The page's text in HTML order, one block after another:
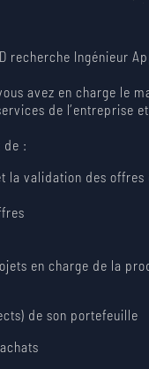
recherche Ingénieur
avez en charge le
de l’entreprise
de :
la validation des
en charge de la
de son portefeuille